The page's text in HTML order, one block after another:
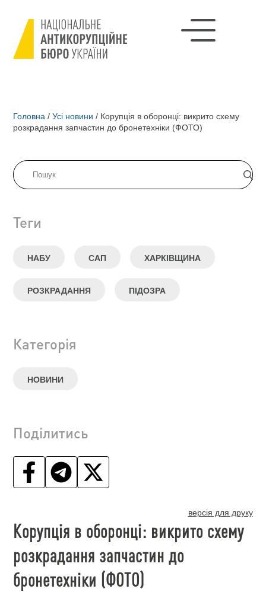
Головна / Усі новини / Корупція в оборонці: викрито схему
розкрадання запчастин до бронетехніки (ФОТО)
Теги
НАБУ САП ХАРКІВЩИНА
РОЗКРАДАННЯ ПІДОЗРА
Категорія
НОВИНИ
Поділитись
версія для друку
Корупція в оборонці: викрито схему
розкрадання запчастин до
бронетехніки (ФОТО)